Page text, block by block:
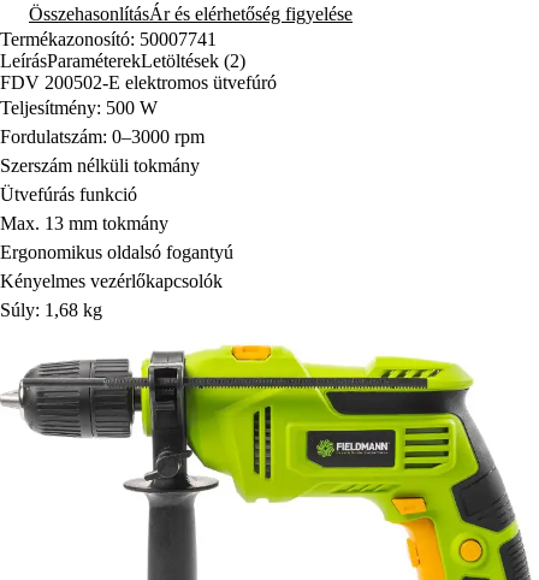
ÖsszehasonlításÁr és elérhetőség figyelése
Termékazonosító: 50007741
LeírásParaméterekLetöltések (2)
FDV 200502-E elektromos ütvefúró
Teljesítmény: 500 W
Fordulatszám: 0–3000 rpm
Szerszám nélküli tokmány
Ütvefúrás funkció
Max. 13 mm tokmány
Ergonomikus oldalsó fogantyú
Kényelmes vezérlőkapcsolók
Súly: 1,68 kg